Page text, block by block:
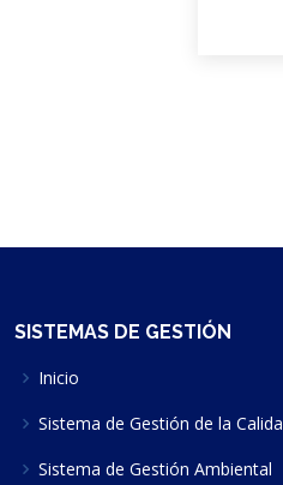
SISTEMAS DE GESTIÓN
Inicio
Sistema de Gestión de la
Sistema de Gestión Ambiental